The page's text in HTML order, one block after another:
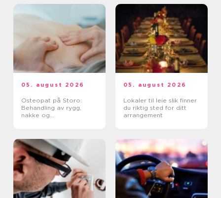
05. august 2026
Osteopat på Storo:
Behandling av rygg,
nakke og
05. august 2026
Lokaler til leie slik finner
du riktig sted for ditt
arrangement